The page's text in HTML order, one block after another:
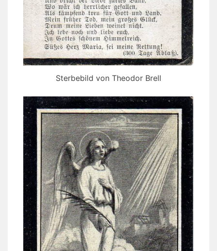
Sterbebild von Theodor Brell